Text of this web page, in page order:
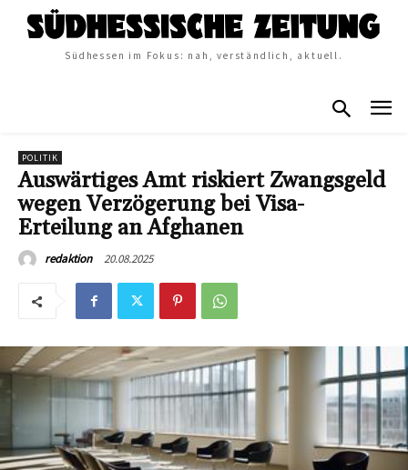
Südhessen im Fokus: nah, verständlich, aktuell.
POLITIK
Auswärtiges Amt riskiert Zwangsgeld
wegen Verzögerung bei Visa-
Erteilung an Afghanen
redaktion 20.08.2025